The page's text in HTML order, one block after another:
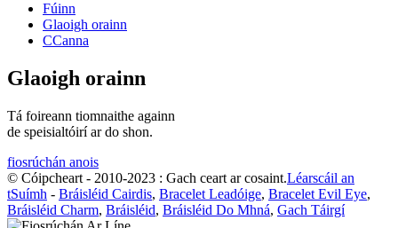
Fúinn
Glaoigh orainn
CCanna
Glaoigh orainn
Tá foireann tiomnaithe againn
de speisialtóirí ar do shon.
fiosrúchán anois
© Cóipcheart - 2010-2023 : Gach ceart ar cosaint.Léarscáil an
tSuímh - Bráisléid Cairdis, Bracelet Leadóige, Bracelet Evil Eye,
Bráisléid Charm, Bráisléid, Bráisléid Do Mhná, Gach Táirgí